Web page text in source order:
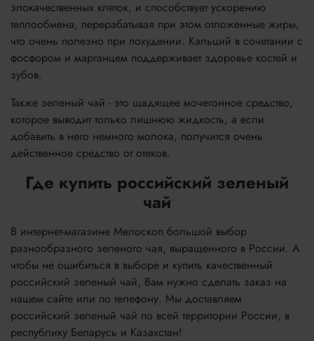
злокачественных клеток, и способствует ускорению
теплообмена, перерабатывая при этом отложенные жиры,
что очень полезно при похудении. Кальций в сочетании с
фосфором и марганцем поддерживает здоровье костей и
зубов.
Также зеленый чай - это щадящее мочегонное средство,
которое выводит только лишнюю жидкость, а если
добавить в него немного молока, получится очень
действенное средство от отеков.
Где купить российский зеленый
чай
В интернет-магазине Мелоскоп большой выбор
разнообразного зеленого чая, выращенного в России. А
чтобы не ошибиться в выборе и купить качественный
российский зеленый чай, Вам нужно сделать заказ на
нашем сайте или по телефону. Мы доставляем
российский зеленый чай по всей территории России, в
республику Беларусь и Казахстан!